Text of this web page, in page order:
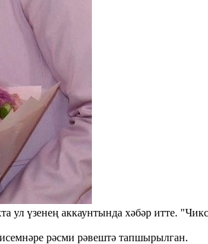
үзенең аккаунтында хәбәр итте.
рәсми рәвештә тапшырылган.